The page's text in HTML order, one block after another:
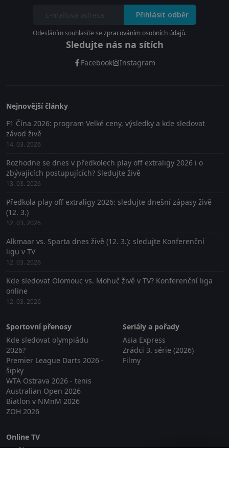
Přihlásit odběr
Odesláním souhlasíte se zpracováním osobních údajů.
Sledujte nás na sítích
Facebook Instagram
Nejnovější články
F1 Čína 2026: program Velké ceny, výsledky a kde sledovat
závod živě
14. 03. 2026
Rozhodne se dnes v předkolech play off extraligy 2026 i o
zbývajících postupujících? Sledujte živě
13. 03. 2026
Předkola play off extraligy 2026: sledujte dnešní zápasy živě
(12. 3.)
12. 03. 2026
Alkmaar vs. Sparta dnes živě (12. 3.): sledujte Konferenční
ligu v TV
12. 03. 2026
Kde sledovat Olomouc vs. Mohuč živě v TV? Konferenční liga
online
12. 03. 2026
Sportovní přenosy
Kde sledovat olympiádu
2026?
Premier League Darts 2026 -
šipky
WTA Ostrava 2026 - tenis
Australian Open 2026
Biatlon v NMnM 2026
ZOH 2026
Seriály a pořady
Asia Express
Zrádci 3. série (2026)
Filmy
Online TV
Lepší.TV